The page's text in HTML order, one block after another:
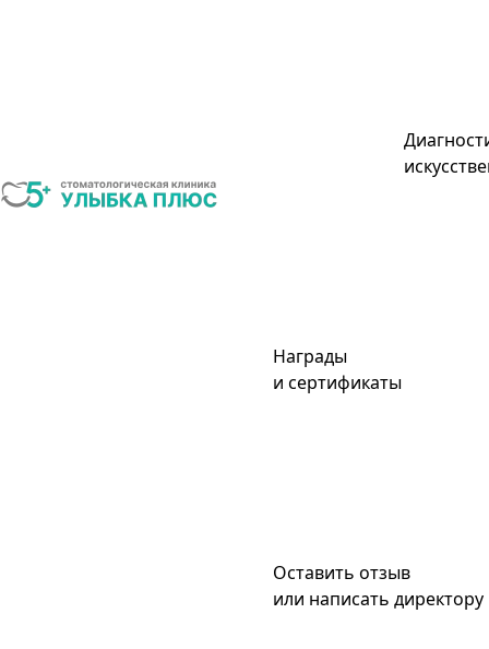
Награды
и сертификаты
Оставить отзыв
или написать директору